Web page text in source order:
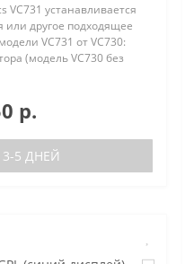
устанавливается
или другое подходящее
VC731 от VC730:
(модель VC730 без
р.
5 ДНЕЙ